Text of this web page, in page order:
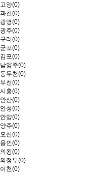
고양(0)
과천(0)
광명(0)
광주(0)
구리(0)
군포(0)
김포(0)
남양주(0)
동두천(0)
부천(0)
시흥(0)
안산(0)
안성(0)
안양(0)
양주(0)
오산(0)
용인(0)
의왕(0)
의정부(0)
이천(0)